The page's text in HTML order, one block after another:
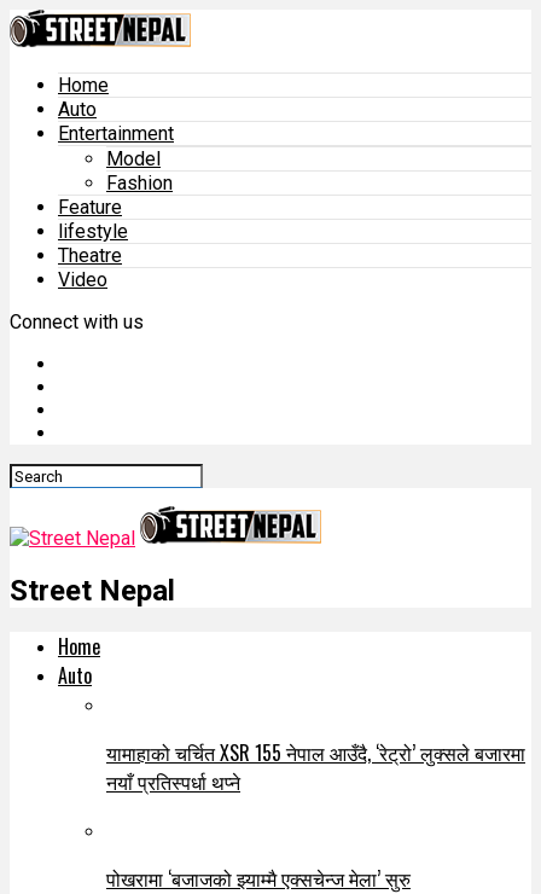
Home
Auto
Entertainment
Model
Fashion
Feature
lifestyle
Theatre
Video
Connect with us
Street Nepal
Home
Auto
यामाहाको चर्चित XSR 155 नेपाल आउँदै, ‘रेट्रो’ लुक्सले बजारमा
नयाँ प्रतिस्पर्धा थप्ने
पोखरामा ‘बजाजको झ्याम्मै एक्सचेन्ज मेला’ सुरु